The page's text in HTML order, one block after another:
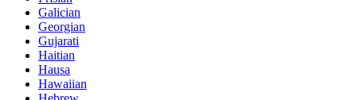
Galician
Georgian
Gujarati
Haitian
Hausa
Hawaiian